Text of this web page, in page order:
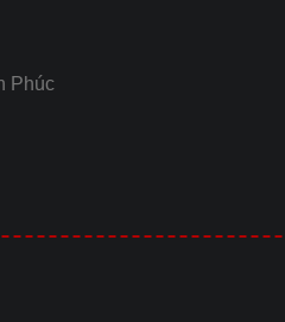
Phúc